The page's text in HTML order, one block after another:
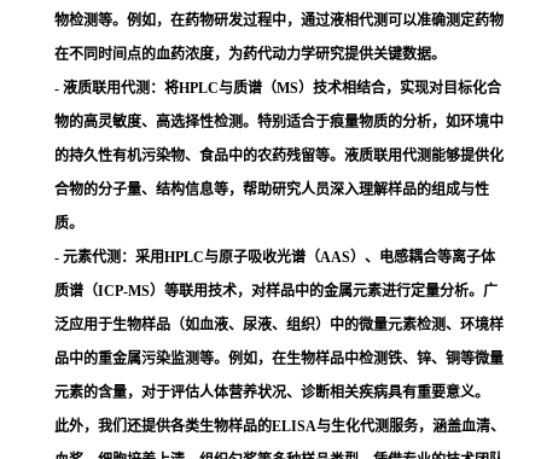
物检测等。例如，在药物研发过程中，通过液相代测可以准确测定药物
在不同时间点的血药浓度，为药代动力学研究提供关键数据。
- 液质联用代测 ：将HPLC与质谱（MS）技术相结合，实现对目标化合
物的高灵敏度、高选择性检测。特别适合于痕量物质的分析，如环境中
的持久性有机污染物、食品中的农药残留等。液质联用代测能够提供化
合物的分子量、结构信息等，帮助研究人员深入理解样品的组成与性
质。
- 元素代测： 采用HPLC与原子吸收光谱（AAS）、电感耦合等离子体
质谱（ICP-MS）等联用技术，对样品中的金属元素进行定量分析。广
泛应用于生物样品（如血液、尿液、组织）中的微量元素检测、环境样
品中的重金属污染监测等。例如，在生物样品中检测铁、锌、铜等微量
元素的含量，对于评估人体营养状况、诊断相关疾病具有重要意义。
此外，我们还提供各类生物样品的ELISA与生化代测服务，涵盖血清、